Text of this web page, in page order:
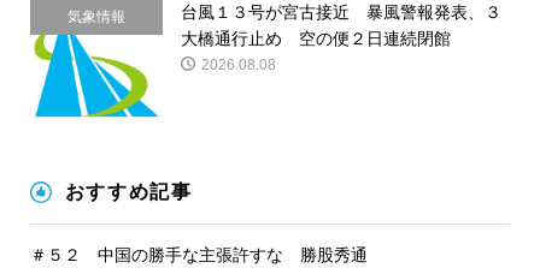
気象情報
台風１３号が宮古接近 暴風警報発表、３
大橋通行止め 空の便２日連続閉館
2026.08.08
おすすめ記事
＃５２ 中国の勝手な主張許すな 勝股秀通